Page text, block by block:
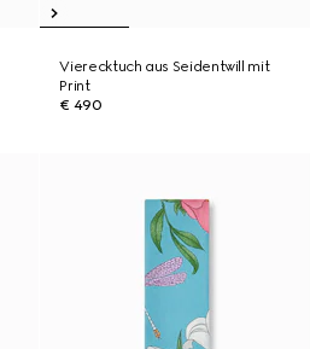
Vierecktuch aus Seidentwill mit
Print
€ 490